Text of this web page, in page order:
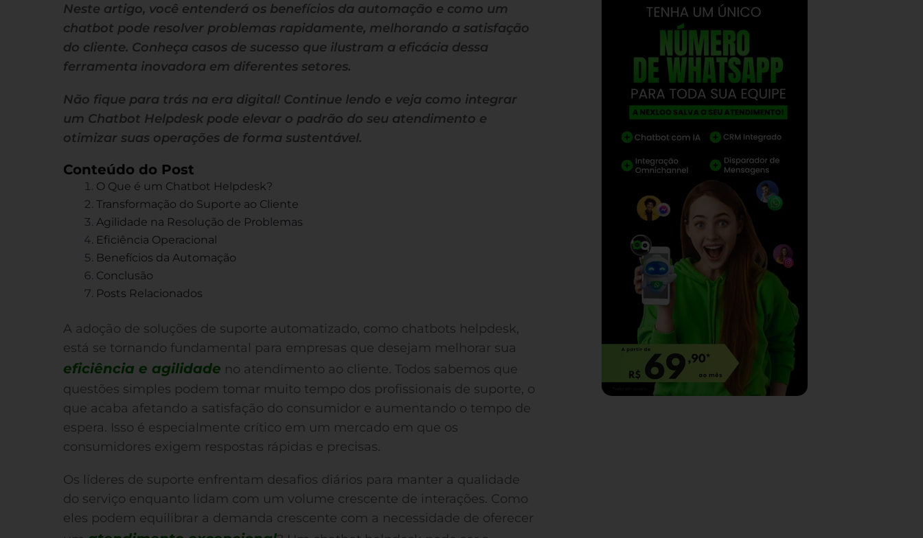
Neste artigo, você entenderá os benefícios da automação e como um
chatbot pode resolver problemas rapidamente, melhorando a satisfação
do cliente. Conheça casos de sucesso que ilustram a eficácia dessa
ferramenta inovadora em diferentes setores.
Não fique para trás na era digital! Continue lendo e veja como integrar
um Chatbot Helpdesk pode elevar o padrão do seu atendimento e
otimizar suas operações de forma sustentável.
Conteúdo do Post
O Que é um Chatbot Helpdesk?
Transformação do Suporte ao Cliente
Agilidade na Resolução de Problemas
Eficiência Operacional
Benefícios da Automação
Conclusão
Posts Relacionados
A adoção de soluções de suporte automatizado, como chatbots helpdesk,
está se tornando fundamental para empresas que desejam melhorar sua
eficiência e agilidade no atendimento ao cliente. Todos sabemos que
questões simples podem tomar muito tempo dos profissionais de suporte, o
que acaba afetando a satisfação do consumidor e aumentando o tempo de
espera. Isso é especialmente crítico em um mercado em que os
consumidores exigem respostas rápidas e precisas.
Os líderes de suporte enfrentam desafios diários para manter a qualidade
do serviço enquanto lidam com um volume crescente de interações. Como
eles podem equilibrar a demanda crescente com a necessidade de oferecer